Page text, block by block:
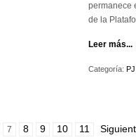
permanece
de la
Leer más...
Categoría:
7 8 9 10 11